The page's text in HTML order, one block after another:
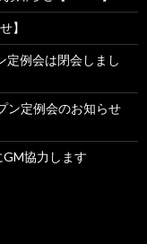
】
定例会は閉会しまし
ン定例会のお知らせ
協力します